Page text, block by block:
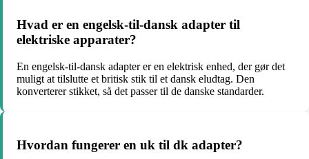
Hvad er en engelsk-til-dansk adapter til
elektriske apparater?
En engelsk-til-dansk adapter er en elektrisk enhed, der gør det
muligt at tilslutte et britisk stik til et dansk eludtag. Den
konverterer stikket, så det passer til de danske standarder.
Hvordan fungerer en uk til dk adapter?